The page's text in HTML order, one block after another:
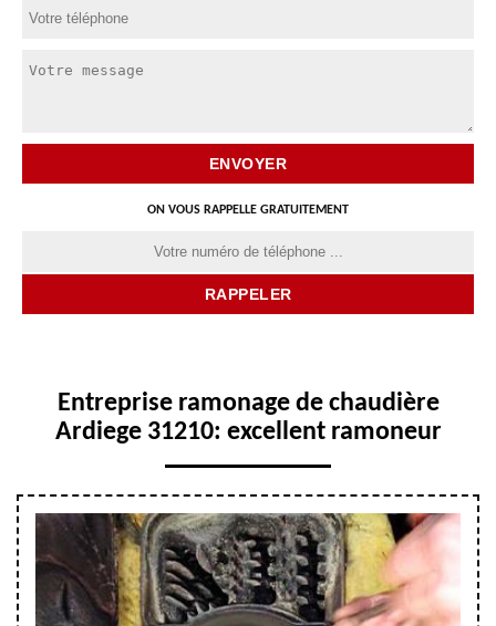
ON VOUS RAPPELLE GRATUITEMENT
Entreprise ramonage de chaudière
Ardiege 31210: excellent ramoneur